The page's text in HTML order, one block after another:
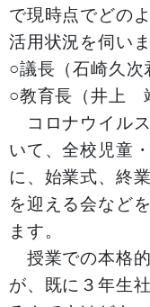
で現時点でどの
活用状況を伺いま
○議長（石崎久
○教育長（井上
コロナウイル
いて、全校児童
に、始業式、終
を迎える会など
ます。
授業での本格
が、既に３年生